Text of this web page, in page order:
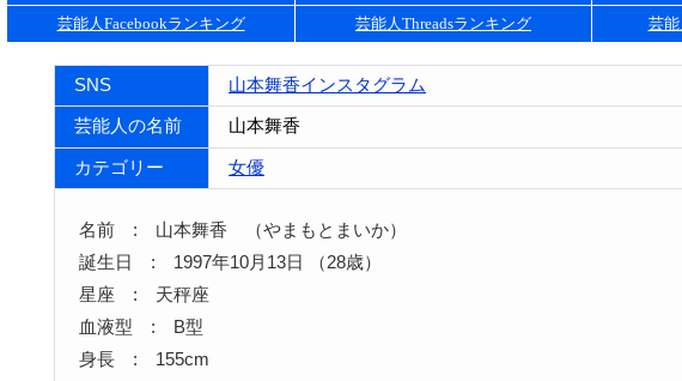
芸能人Facebookランキング 芸能人Threadsランキング 芸能
SNS 山本舞香インスタグラム
芸能人の名前 山本舞香
カテゴリー 女優
名前 : 山本舞香 （やまもとまいか）
誕生日 : 1997年10月13日 （28歳）
星座 : 天秤座
血液型 : B型
身長 : 155cm